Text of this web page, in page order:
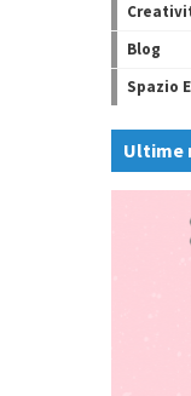
Blog
Spazio
Ultime